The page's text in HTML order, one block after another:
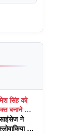
सिंह को
बनाने का
ने
के